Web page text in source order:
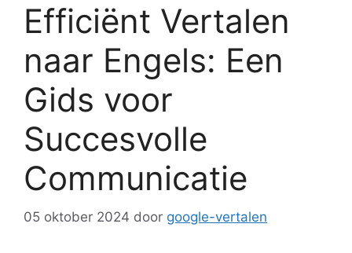
Efficiënt Vertalen
naar Engels: Een
Gids voor
Succesvolle
Communicatie
05 oktober 2024 door google-vertalen